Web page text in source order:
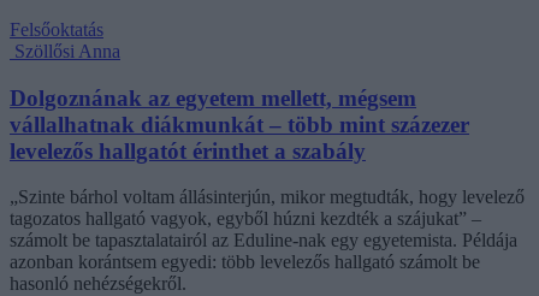
Felsőoktatás
Szöllősi Anna
Dolgoznának az egyetem mellett, mégsem
vállalhatnak diákmunkát – több mint százezer
levelezős hallgatót érinthet a szabály
„Szinte bárhol voltam állásinterjún, mikor megtudták, hogy levelező
tagozatos hallgató vagyok, egyből húzni kezdték a szájukat” –
számolt be tapasztalatairól az Eduline-nak egy egyetemista. Példája
azonban korántsem egyedi: több levelezős hallgató számolt be
hasonló nehézségekről.